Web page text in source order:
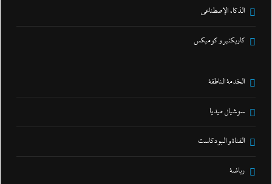
الذكاء الإصطناعي
كاريكتير و كوميكس
الخدمة الناطقة
سوشيال ميديا
القناة و البودكاست
رياضة